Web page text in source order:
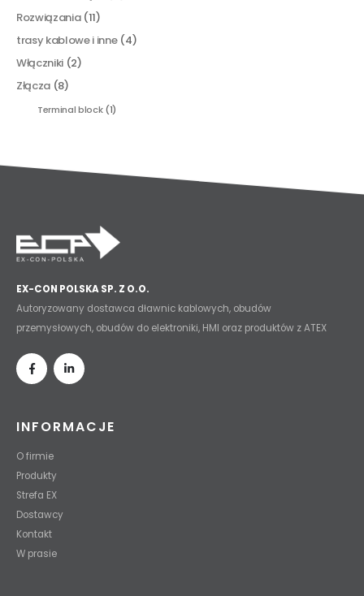
Rozwiązania(11)
trasy kablowe i inne(4)
Włączniki (2)
Złącza (8)
Terminal block(1)
EX-CON POLSKA SP. Z O.O.
Autoryzowany dostawca dławnic kablowych, obudów
przemysłowych, obudów do elektroniki, HMI oraz produktów z ATEX
INFORMACJE
O firmie
Produkty
Strefa EX
Dostawcy
Kontakt
W prasie